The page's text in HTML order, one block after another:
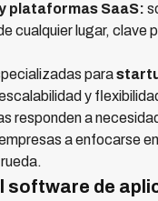
plataformas SaaS:
cualquier lugar, clave
para
y
responden a
a enfocarse
software de